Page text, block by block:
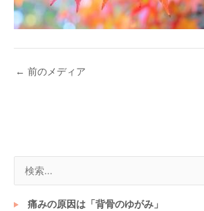
索
対
痛みの原因は「背骨のゆがみ」
← 前のメディア